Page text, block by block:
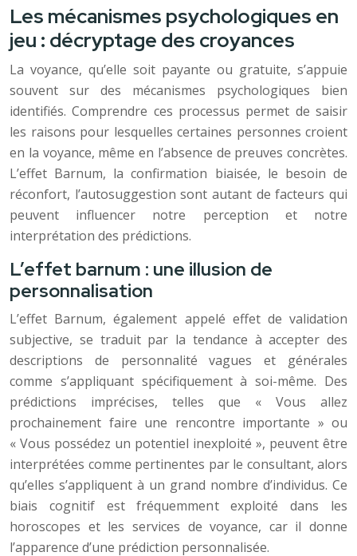
Les mécanismes psychologiques en
jeu : décryptage des croyances
La voyance, qu’elle soit payante ou gratuite, s’appuie
souvent sur des mécanismes psychologiques bien
identifiés. Comprendre ces processus permet de saisir
les raisons pour lesquelles certaines personnes croient
en la voyance, même en l’absence de preuves concrètes.
L’effet Barnum, la confirmation biaisée, le besoin de
réconfort, l’autosuggestion sont autant de facteurs qui
peuvent influencer notre perception et notre
interprétation des prédictions.
L’effet barnum : une illusion de
personnalisation
L’effet Barnum, également appelé effet de validation
subjective, se traduit par la tendance à accepter des
descriptions de personnalité vagues et générales
comme s’appliquant spécifiquement à soi-même. Des
prédictions imprécises, telles que « Vous allez
prochainement faire une rencontre importante » ou
« Vous possédez un potentiel inexploité », peuvent être
interprétées comme pertinentes par le consultant, alors
qu’elles s’appliquent à un grand nombre d’individus. Ce
biais cognitif est fréquemment exploité dans les
horoscopes et les services de voyance, car il donne
l’apparence d’une prédiction personnalisée.